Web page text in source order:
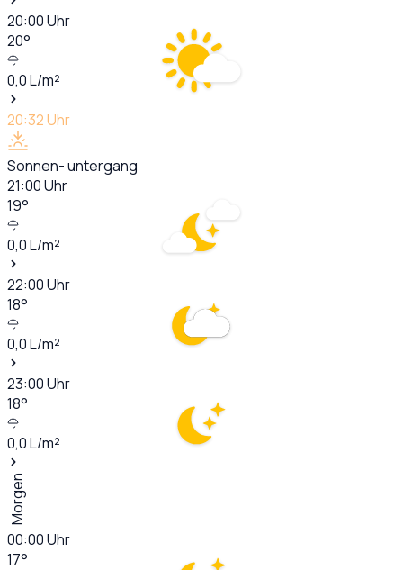
20:00Uhr
20°
0,0L/m²
20:32Uhr
Sonnen- untergang
21:00Uhr
19°
0,0L/m²
22:00Uhr
18°
0,0L/m²
23:00Uhr
18°
0,0L/m²
Morgen
00:00Uhr
17°